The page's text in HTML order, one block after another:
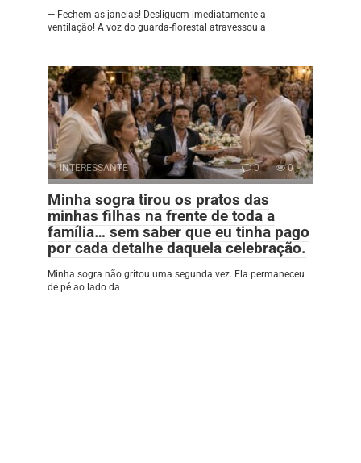
— Fechem as janelas! Desliguem imediatamente a
ventilação! A voz do guarda-florestal atravessou a
INTERESSANTE 0 0
Minha sogra tirou os pratos das
minhas filhas na frente de toda a
família… sem saber que eu tinha pago
por cada detalhe daquela celebração.
Minha sogra não gritou uma segunda vez. Ela permaneceu
de pé ao lado da